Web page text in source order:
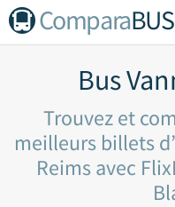
ComparaBUS
Bus
Trouvez et
meilleurs billets
Reims avec